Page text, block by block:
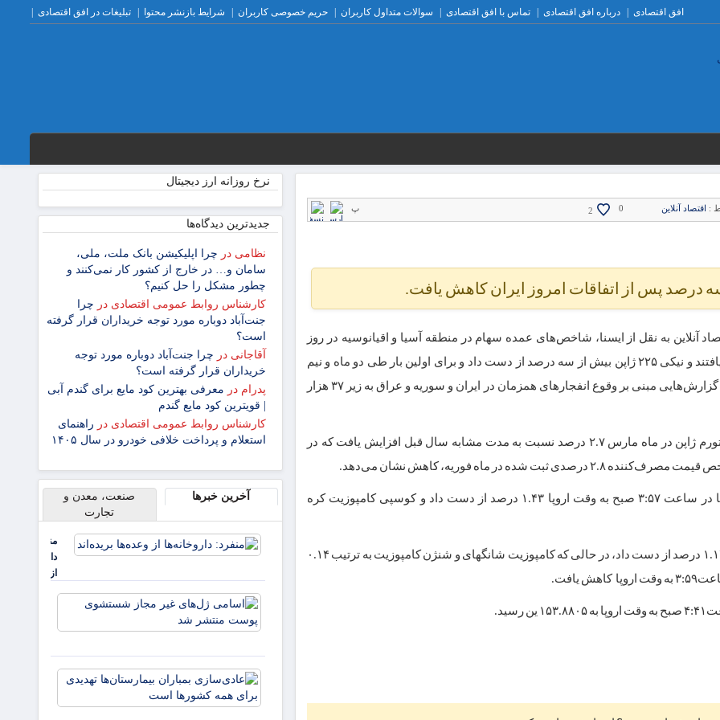
افق اقتصادی درباره افق اقتصادی تماس با افق اقتصادی سوالات متداول کاربران حریم خصوصی کاربران شرایط بازنشر محتوا تبلیغات در افق اقتصادی
: اقتصاد آنلاین 0
2 پ
آنلاین به نقل از ایسنا، شاخص‌های عمده سهام در منطقه آسیا و اقیانوسیه در روز
جمعه کاهش یافتند و نیکی ۲۲۵ ژاپن بیش از سه درصد از دست داد و برای اولین بار طی دو ماه و نیم
گذشته پس از گزارش‌هایی مبنی بر وقوع انفجارهای همزمان در ایران و سوریه و عراق به زیر ۳۷ هزار
علاوه بر این، تورم ژاپن در ماه مارس ۲.۷ درصد نسبت به مدت مشابه سال قبل افزایش یافت که در
۲.۸ درصدی ثبت شده در ماه فوریه، کاهش نشان می‌دهد.
سهام استرالیا در ساعت ۳:۵۷ صبح به وقت اروپا ۱.۴۳ درصد از دست داد و کوسپی کامپوزیت کره
شاخص هانگ سنگ هنگ کنگ در ساعت ۳:۵۸ بامداد به وقت اروپا ۱.۱۴ درصد از دست داد، در حالی که کامپوزیت شانگهای و شنژن کامپوزیت به ترتیب ۰.۱۴
نرخ روزانه ارز دیجیتال
جدیدترین دیدگاه‌‌ها
نظامی در چرا اپلیکیشن بانک ملت، ملی،
سامان و… در خارج از کشور کار نمی‌کنند و
چطور مشکل را حل کنیم؟
کارشناس روابط عمومی اقتصادی در چرا
جنت‌آباد دوباره مورد توجه خریداران قرار گرفته
است؟
آقاجانی در چرا جنت‌آباد دوباره مورد توجه
خریداران قرار گرفته است؟
پدرام در معرفی بهترین کود مایع برای گندم آبی
| قویترین کود مایع گندم
کارشناس روابط عمومی اقتصادی در راهنمای
استعلام و پرداخت خلافی خودرو در سال ۱۴۰۵
آخرین خبرها
صنعت، معدن و
تجارت
منفرد:
داروخانه‌ها
از وعده‌ها